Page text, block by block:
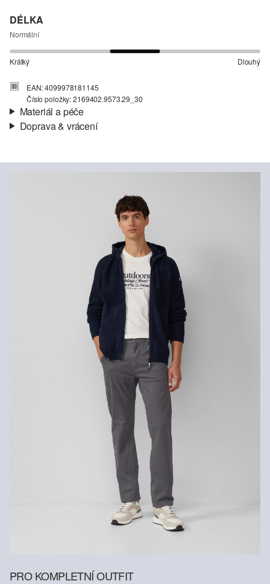
DÉLKA
Normální
Krátký Dlouhý
EAN: 4099978181145
Číslo položky: 2169402.9573.29_30
Materiál a péče
Podšívka: Bavlněná podšívka
Nelze bělit chlórem
Nesušit v sušičce
Praní v pračce na 30 °
Žehlit při střední teplotě
Chemické čištění pomocí perchlorethylenu při šetrném
Doprava & vrácení
Vaše objednávka bude odeslána do 4-8 pracovních dnů
standardní doručení jsou 119,00 Kč .
Své zboží nám můžete bezplatně vrátit do 14 dnů.
PRO KOMPLETNÍ OUTFIT